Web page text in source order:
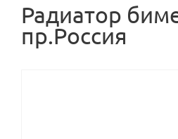
Радиатор
пр.Россия